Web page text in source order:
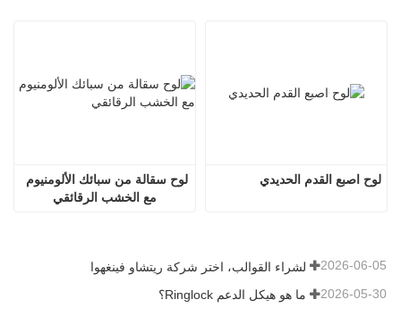
مع الخشب الرقائقي
لوح اصبع القدم الحديدي
لشراء القوالب، اختر شركة ريتشاو فينغهوا 2026-06-05
ما هو هيكل الدعم Ringlock؟ 2026-05-30